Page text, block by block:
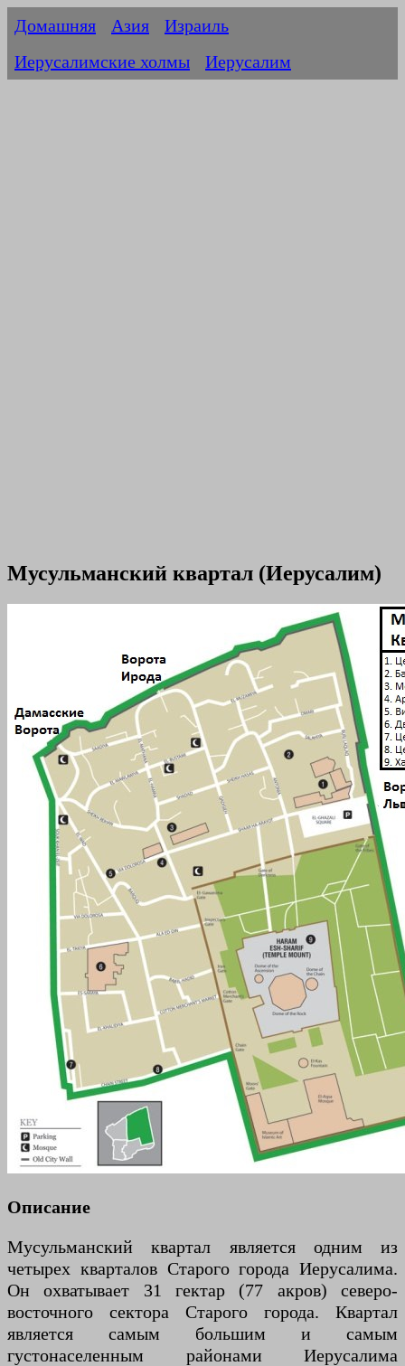
Домашняя Азия
Израиль
Иерусалимские холмы
Иерусалим
Мусульманский квартал (Иерусалим)
Описание
Мусульманский квартал является одним из
четырех кварталов Старого города Иерусалима.
Он охватывает 31 гектар (77 акров) северо-
восточного сектора Старого города. Квартал
является самым большим и самым
густонаселенным районами Иерусалима